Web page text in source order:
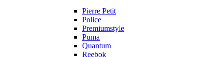
Pierre Petit
Police
Premiumstyle
Puma
Quantum
Reebok